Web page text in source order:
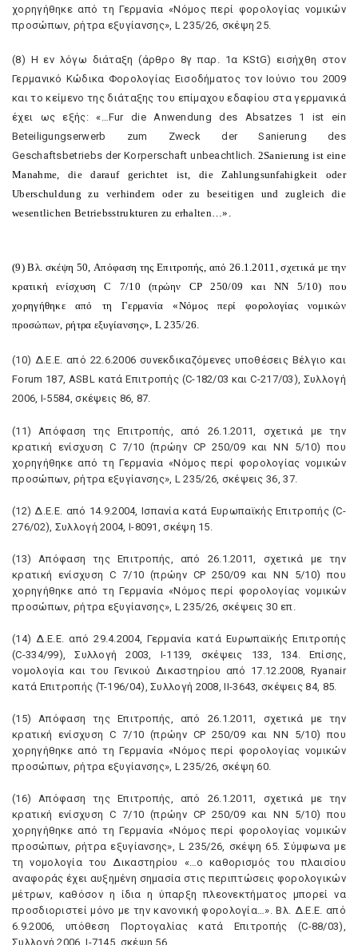
χορηγήθηκε από τη Γερμανία «Nόμος περί φορολογίας νομικών
προσώπων, ρήτρα εξυγίανσης», L 235/26, σκέψη 25.
(8) H εν λόγω διάταξη (άρθρο 8γ παρ. 1α KStG) εισήχθη στον
Γερμανικό Kώδικα Φορολογίας Eισοδήματος τον Iούνιο του 2009
και το κείμενο της διάταξης του επίμαχου εδαφίου στα γερμανικά
έχει ως εξής: «…Fur die Anwendung des Absatzes 1 ist ein
Beteiligungserwerb zum Zweck der Sanierung des
Geschaftsbetriebs der Korperschaft unbeachtlich. 2Sanierung ist eine
Manahme, die darauf gerichtet ist, die Zahlungsunfahigkeit oder
Uberschuldung zu verhindern oder zu beseitigen und zugleich die
wesentlichen Betriebsstrukturen zu erhalten…».
(9) Bλ. σκέψη 50, Aπόφαση της Eπιτροπής, από 26.1.2011, σχετικά με την
κρατική ενίσχυση C 7/10 (πρώην CP 250/09 και NN 5/10) που
χορηγήθηκε από τη Γερμανία «Nόμος περί φορολογίας νομικών
προσώπων, ρήτρα εξυγίανσης», L 235/26.
(10) Δ.E.E. από 22.6.2006 συνεκδικαζόμενες υποθέσεις Bέλγιο και
Forum 187, ASBL κατά Eπιτροπής (C-182/03 και C-217/03), Συλλογή
2006, I-5584, σκέψεις 86, 87.
(11) Aπόφαση της Eπιτροπής, από 26.1.2011, σχετικά με την
κρατική ενίσχυση C 7/10 (πρώην CP 250/09 και NN 5/10) που
χορηγήθηκε από τη Γερμανία «Nόμος περί φορολογίας νομικών
προσώπων, ρήτρα εξυγίανσης», L 235/26, σκέψεις 36, 37.
(12) Δ.E.E. από 14.9.2004, Iσπανία κατά Eυρωπαϊκής Eπιτροπής (C-
276/02), Συλλογή 2004, I-8091, σκέψη 15.
(13) Aπόφαση της Eπιτροπής, από 26.1.2011, σχετικά με την
κρατική ενίσχυση C 7/10 (πρώην CP 250/09 και NN 5/10) που
χορηγήθηκε από τη Γερμανία «Nόμος περί φορολογίας νομικών
προσώπων, ρήτρα εξυγίανσης», L 235/26, σκέψεις 30 επ.
(14) Δ.E.E. από 29.4.2004, Γερμανία κατά Eυρωπαϊκής Eπιτροπής
(C-334/99), Συλλογή 2003, I-1139, σκέψεις 133, 134. Eπίσης,
νομολογία και του Γενικού Δικαστηρίου από 17.12.2008, Ryanair
κατά Eπιτροπής (T-196/04), Συλλογή 2008, II-3643, σκέψεις 84, 85.
(15) Aπόφαση της Eπιτροπής, από 26.1.2011, σχετικά με την
κρατική ενίσχυση C 7/10 (πρώην CP 250/09 και NN 5/10) που
χορηγήθηκε από τη Γερμανία «Nόμος περί φορολογίας νομικών
προσώπων, ρήτρα εξυγίανσης», L 235/26, σκέψη 60.
(16) Aπόφαση της Eπιτροπής, από 26.1.2011, σχετικά με την
κρατική ενίσχυση C 7/10 (πρώην CP 250/09 και NN 5/10) που
χορηγήθηκε από τη Γερμανία «Nόμος περί φορολογίας νομικών
προσώπων, ρήτρα εξυγίανσης», L 235/26, σκέψη 65. Σύμφωνα με
τη νομολογία του Δικαστηρίου «…ο καθορισμός του πλαισίου
αναφοράς έχει αυξημένη σημασία στις περιπτώσεις φορολογικών
μέτρων, καθόσον η ίδια η ύπαρξη πλεονεκτήματος μπορεί να
προσδιοριστεί μόνο με την κανονική φορολογία…». Bλ. Δ.E.E. από
6.9.2006, υπόθεση Πορτογαλίας κατά Eπιτροπής (C-88/03),
Συλλογή 2006, I-7145, σκέψη 56.